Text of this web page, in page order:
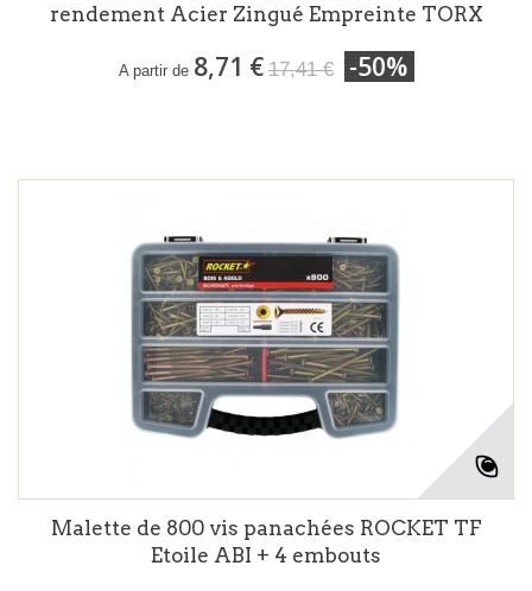
rendement Acier Zingué Empreinte TORX
A partir de 8,71 € 17,41 € -50%
Malette de 800 vis panachées ROCKET TF
Etoile ABI + 4 embouts